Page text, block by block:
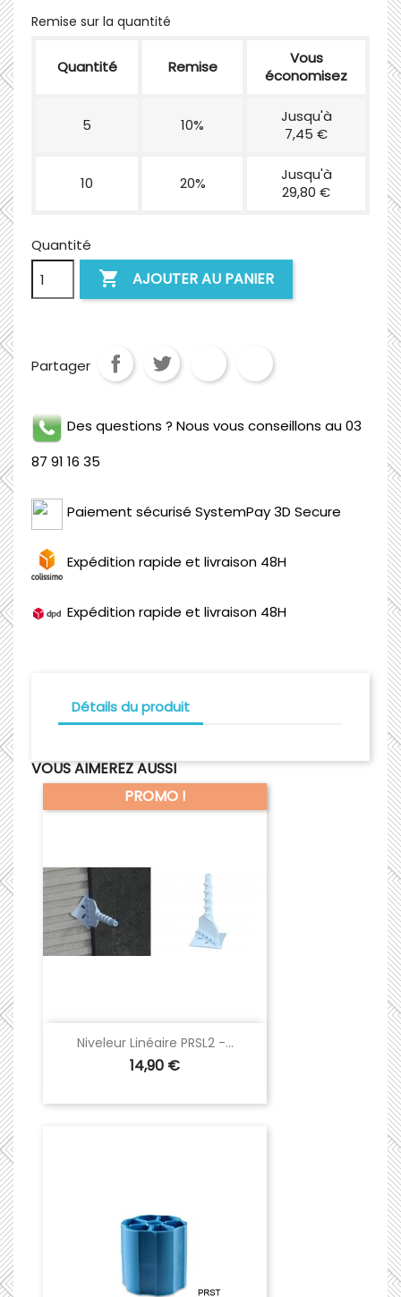
Remise sur la quantité
Quantité Remise
Vous
économisez
5 10%
Jusqu'à
7,45 €
10 20%
Jusqu'à
29,80 €
Quantité
 AJOUTER AU PANIER
Partager
Des questions ? Nous vous conseillons au 03
87 91 16 35
Paiement sécurisé SystemPay 3D Secure
Expédition rapide et livraison 48H
Expédition rapide et livraison 48H
Détails du produit
VOUS AIMEREZ AUSSI
Niveleur Linéaire PRSL2 -...
Prix
14,90 €
PROMO !